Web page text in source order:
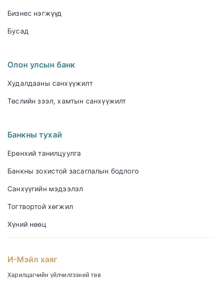
Бизнес нэгжүүд
Бусад
Олон улсын банк
Худалдааны санхүүжилт
Төслийн зээл, хамтын санхүүжилт
Банкны тухай
Ерөнхий танилцуулга
Банкны зохистой засаглалын бодлого
Санхүүгийн мэдээлэл
Тогтвортой хөгжил
Хүний нөөц
И-Мэйл хаяг
Харилцагчийн үйлчилгээний төв